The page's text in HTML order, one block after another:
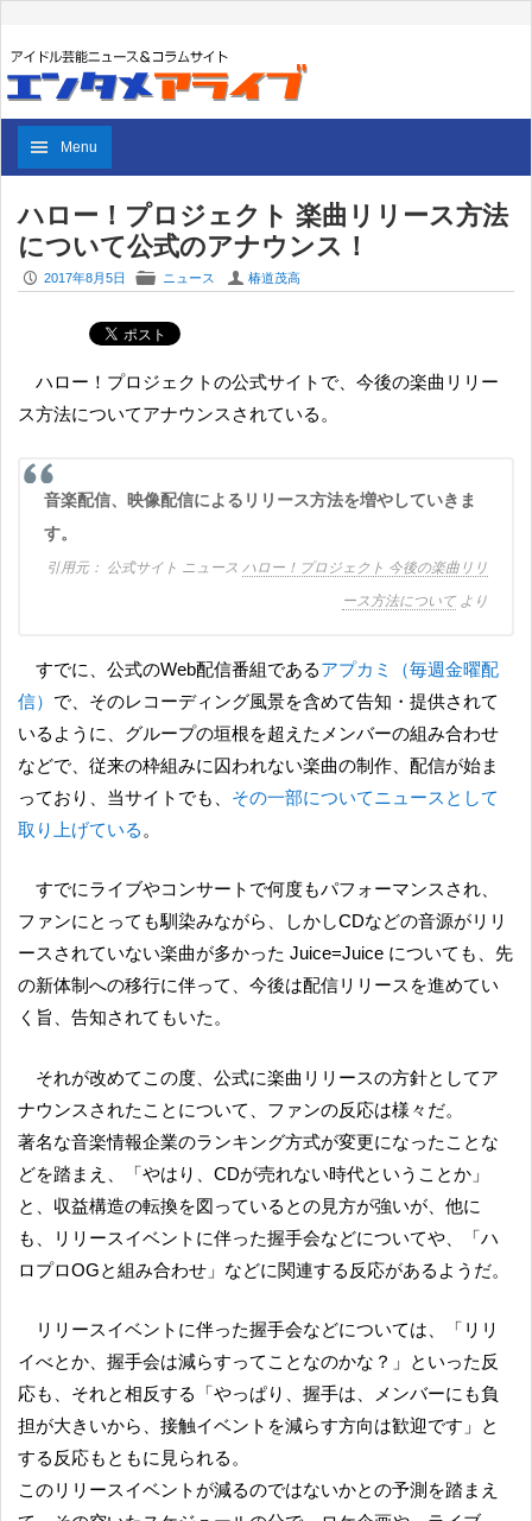
Menu
ハロー！プロジェクト 楽曲リリース方法
について公式のアナウンス！
P 2017年8月5日 F ニュース U 椿道茂高
ハロー！プロジェクトの公式サイトで、今後の楽曲リリー
ス方法についてアナウンスされている。
音楽配信、映像配信によるリリース方法を増やしていきま
す。
公式サイト ニュース ハロー！プロジェクト 今後の楽曲リリ
ース方法について より
すでに、公式のWeb配信番組であるアプカミ（毎週金曜配
信） で、そのレコーディング風景を含めて告知・提供されて
いるように、グループの垣根を超えたメンバーの組み合わせ
などで、従来の枠組みに囚われない楽曲の制作、配信が始ま
っており、当サイトでも、 その一部についてニュースとして
取り上げている 。
すでにライブやコンサートで何度もパフォーマンスされ、
ファンにとっても馴染みながら、しかしCDなどの音源がリリ
ースされていない楽曲が多かった Juice=Juice についても、先
の新体制への移行に伴って、今後は配信リリースを進めてい
く旨、告知されてもいた。
それが改めてこの度、公式に楽曲リリースの方針としてア
ナウンスされたことについて、ファンの反応は様々だ。
著名な音楽情報企業のランキング方式が変更になったことな
どを踏まえ、「やはり、CDが売れない時代ということか」
と、収益構造の転換を図っているとの見方が強いが、他に
も、リリースイベントに伴った握手会などについてや、「ハ
ロプロOGと組み合わせ」などに関連する反応があるようだ。
リリースイベントに伴った握手会などについては、「リリ
イべとか、握手会は減らすってことなのかな？」といった反
応も、それと相反する「やっぱり、握手は、メンバーにも負
担が大きいから、接触イベントを減らす方向は歓迎です」と
する反応もともに見られる。
このリリースイベントが減るのではないかとの予測を踏まえ